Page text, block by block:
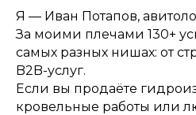
Я — Иван Потапов,
За моими плечами 130+
самых разных нишах: от
B2B-услуг.
Если вы продаёте
кровельные работы или